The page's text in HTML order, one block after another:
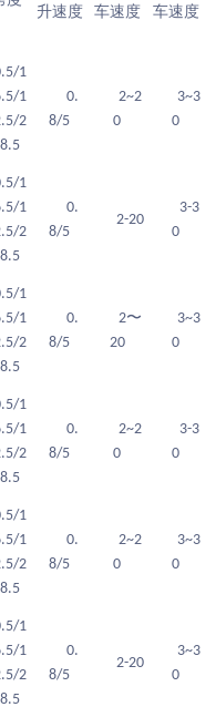
升速度 车速度 车速度
1
1
2
0.
8/5
2~2
0
3~3
0
1
1
2
0.
8/5
2-20
3-3
0
1
1
2
0.
8/5
2〜
20
3~3
0
1
1
2
0.
8/5
2~2
0
3-3
0
1
1
2
0.
8/5
2~2
0
3~3
0
1
1
2
0.
8/5
2-20
3~3
0